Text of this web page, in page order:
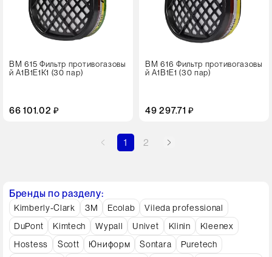
ВМ 615 Фильтр противогазовы
й А1В1Е1К1 (30 пар)
66 101.02 ₽
ВМ 616 Фильтр противогазовы
й А1В1Е1 (30 пар)
49 297.71 ₽
1 2
Бренды по разделу:
Kimberly-Clark 3M Ecolab
Vileda professional
DuPont
Kimtech Wypall Univet Klinin
Kleenex
Hostess
Scott Юниформ Sontara
Puretech